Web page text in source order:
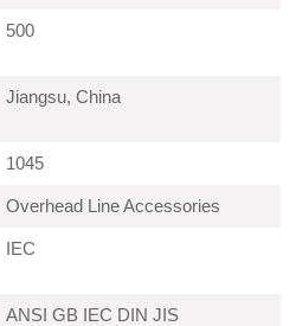
500
Jiangsu, China
1045
Overhead Line Accessories
IEC
ANSI GB IEC DIN JIS